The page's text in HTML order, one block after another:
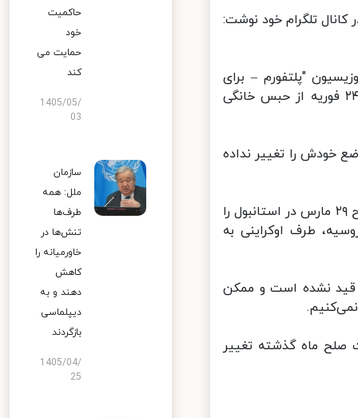
تلگرام خود نوشت:
"پلتفورم – برای
زندگی" باز شد. طبق گزارش‌ها، او بعد از آغاز حمله روسیه به اوکراین در ۲۴ فوریه از حبس خانگی
را تغییر نداده
دیوید آراخامیا، رهبر جناح حزب حاکم خدمتگزار مردم که رهبری مذاکرات صلح ۲۹ مارس در استانبول را
طرف اوکراینی به
قید نشده است و ممکن
ماه گذشته تغییر
حاکمیت
خود
حمایت می
کند
1405/05/
03
سازمان
ملل: همه
طرف‌ها
تنش‌ها در
خاورمیانه را
کاهش
دهند و به
دیپلماسی
بازگردند
1405/04/
25